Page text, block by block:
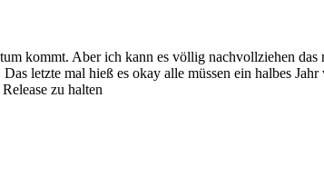
kommt. Aber ich kann es völlig nachvollziehen
letzte mal hieß es okay alle müssen ein halbes
zu halten